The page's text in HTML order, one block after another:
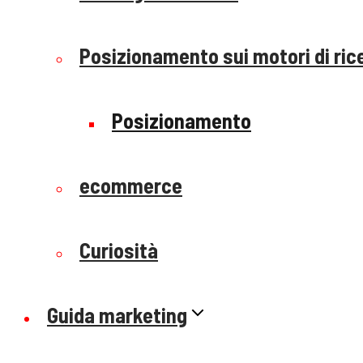
Posizionamento sui motori di
Posizionamento
ecommerce
Curiosità
Guida marketing